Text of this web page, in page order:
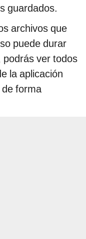
guardados.
archivos que
puede durar
podrás ver todos
la aplicación
forma